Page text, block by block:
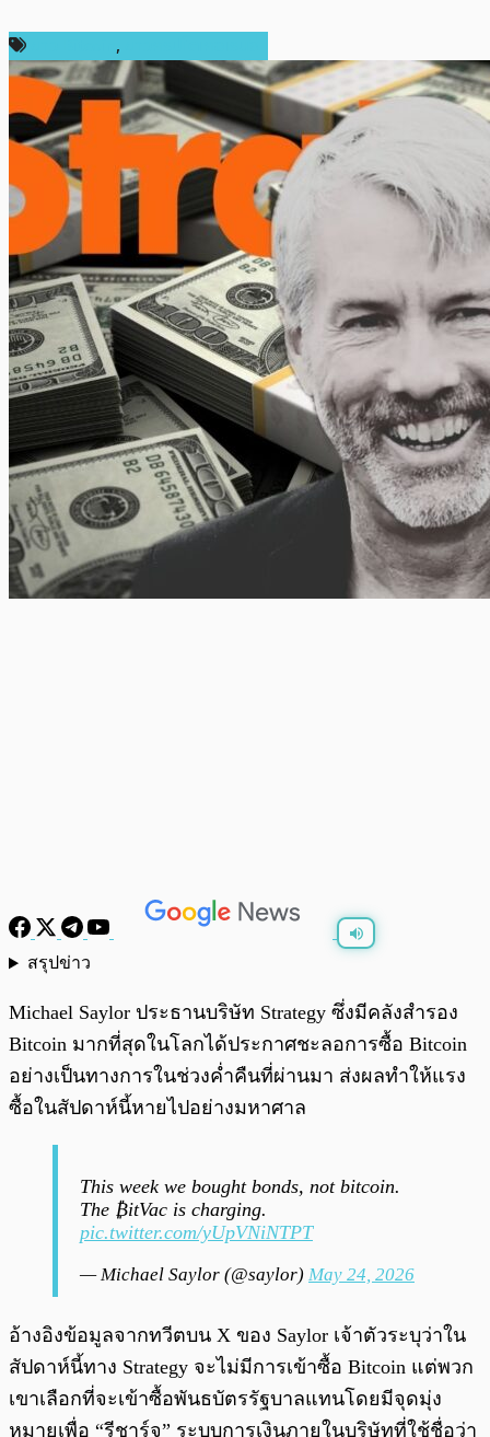
,
สรุปข่าว
Michael Saylor ประธานบริษัท Strategy ซึ่งมีคลังสำรอง
Bitcoin มากที่สุดในโลกได้ประกาศชะลอการซื้อ Bitcoin
อย่างเป็นทางการในช่วงค่ำคืนที่ผ่านมา ส่งผลทำให้แรง
ซื้อในสัปดาห์นี้หายไปอย่างมหาศาล
This week we bought bonds, not bitcoin.
The ₿itVac is charging.
pic.twitter.com/yUpVNiNTPT
— Michael Saylor (@saylor) May 24, 2026
อ้างอิงข้อมูลจากทวีตบน X ของ Saylor เจ้าตัวระบุว่าใน
สัปดาห์นี้ทาง Strategy จะไม่มีการเข้าซื้อ Bitcoin แต่พวก
เขาเลือกที่จะเข้าซื้อพันธบัตรรัฐบาลแทนโดยมีจุดมุ่ง
หมายเพื่อ “รีชาร์จ” ระบบการเงินภายในบริษัทที่ใช้ชื่อว่า